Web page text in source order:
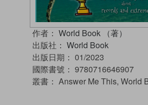
作者： World Book （著）
出版社： World Book
出版日期： 01/2023
國際書號： 9780716646907
叢書： Answer Me This, World